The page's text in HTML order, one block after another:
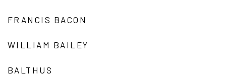
FRANCIS BACON
WILLIAM BAILEY
BALTHUS